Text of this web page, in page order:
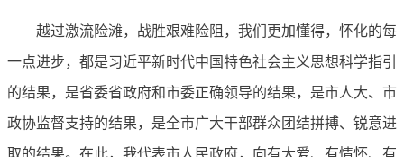
越过激流险滩，战胜艰难险阻，我们更加懂得，怀化的每
一点进步，都是习近平新时代中国特色社会主义思想科学指引
的结果，是省委省政府和市委正确领导的结果，是市人大、市
政协监督支持的结果，是全市广大干部群众团结拼搏、锐意进
取的结果。在此，我代表市人民政府，向有大爱、有情怀、有